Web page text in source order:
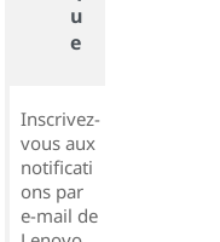
u
e
Inscrivez-
vous aux
notificati
ons par
e-mail de